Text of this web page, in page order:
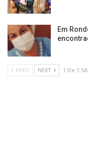
Em
PREV NEXT 1 De